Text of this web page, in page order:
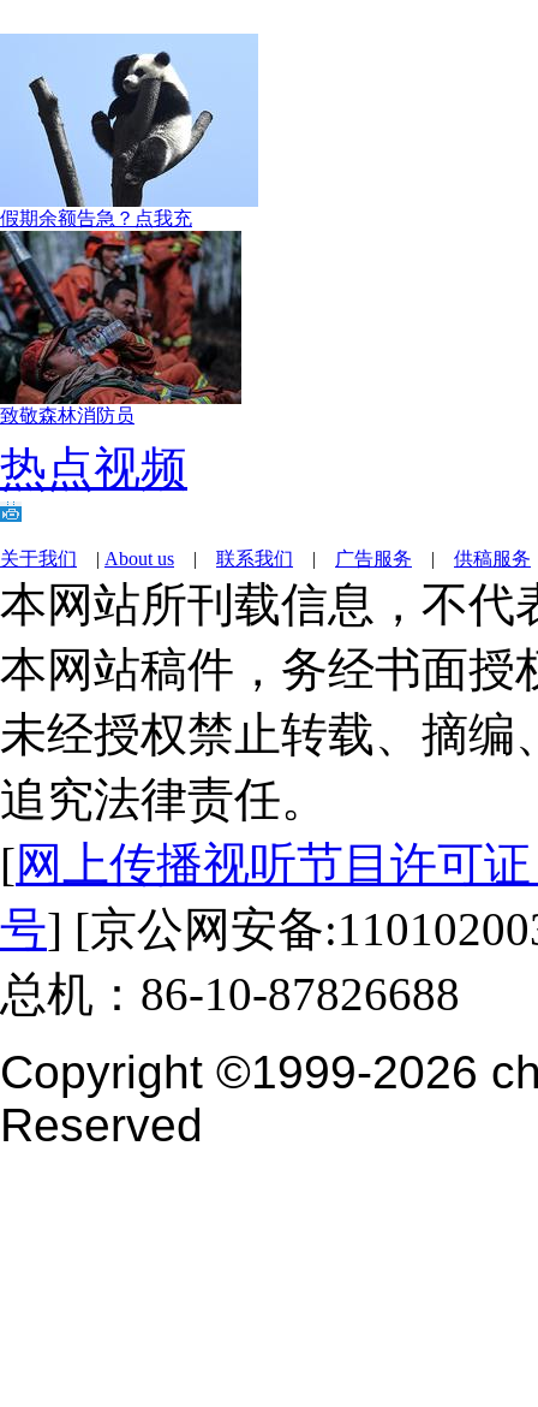
假期余额告急？点我充
致敬森林消防员
热点视频
关于我们 | About us | 联系我们 | 广告服务 | 供稿服务
本网站所刊载信息，不代
本网站稿件，务经书面授
未经授权禁止转载、摘
追究法律责任。
[网上传播视听节目许可
号] [京公网安备
总机：86-10-87826688
Copyright ©1999-2026
Reserved